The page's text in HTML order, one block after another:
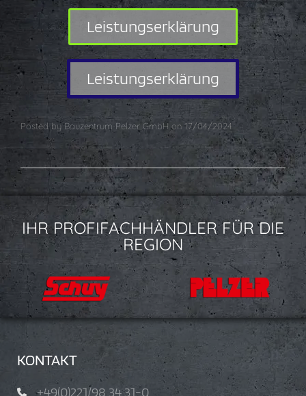
Technisches Merkblatt
Leistungserklärung
Leistungserklärung
Leistungserklärung
Posted by Bauzentrum Pelzer GmbH on 17/04/2024
IHR PROFIFACHHÄNDLER FÜR DIE
REGION